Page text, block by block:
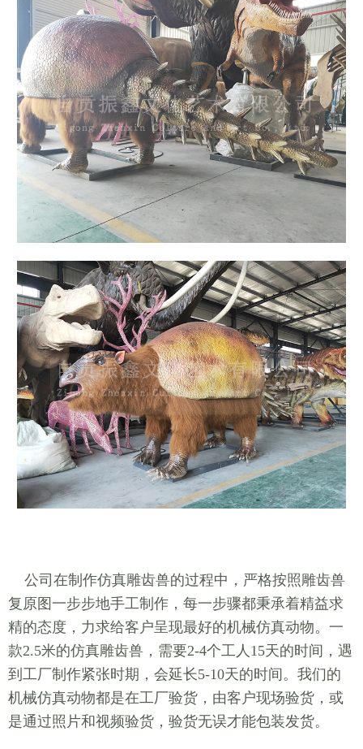
公司在制作仿真雕齿兽的过程中，严格按照雕齿兽
复原图一步步地手工制作，每一步骤都秉承着精益求
精的态度，力求给客户呈现最好的机械仿真动物。一
款2.5米的仿真雕齿兽，需要2-4个工人15天的时间，遇
到工厂制作紧张时期，会延长5-10天的时间。我们的
机械仿真动物都是在工厂验货，由客户现场验货，或
是通过照片和视频验货，验货无误才能包装发货。